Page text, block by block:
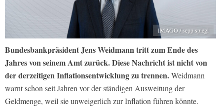
IMAGO / sepp spiegl
Bundesbankpräsident Jens Weidmann tritt zum Ende des
Jahres von seinem Amt zurück. Diese Nachricht ist nicht von
der derzeitigen Inflationsentwicklung zu trennen.Weidmann
warnt schon seit Jahren vor der ständigen Ausweitung der
Geldmenge, weil sie unweigerlich zur Inflation führen könnte.